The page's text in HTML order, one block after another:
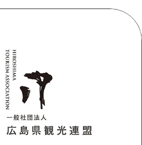
一覧
め
ント・祭り
メ・酒
ース
コース一覧
Hiroshima 公式ガイド
もしもトラベル
・体験
ット・体験一覧
市周辺